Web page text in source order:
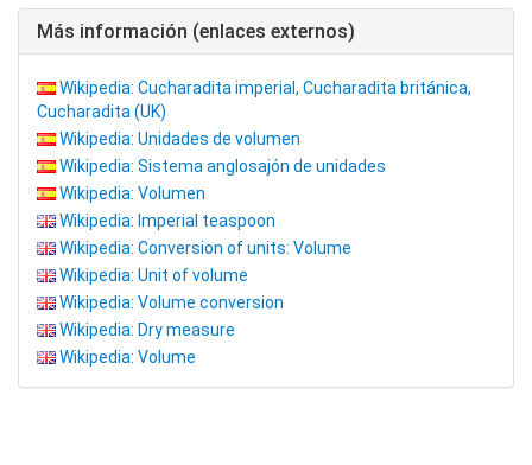
Más información (enlaces externos)
Wikipedia: Cucharadita imperial, Cucharadita británica,
Cucharadita (UK)
Wikipedia: Unidades de volumen
Wikipedia: Sistema anglosajón de unidades
Wikipedia: Volumen
Wikipedia: Imperial teaspoon
Wikipedia: Conversion of units: Volume
Wikipedia: Unit of volume
Wikipedia: Volume conversion
Wikipedia: Dry measure
Wikipedia: Volume